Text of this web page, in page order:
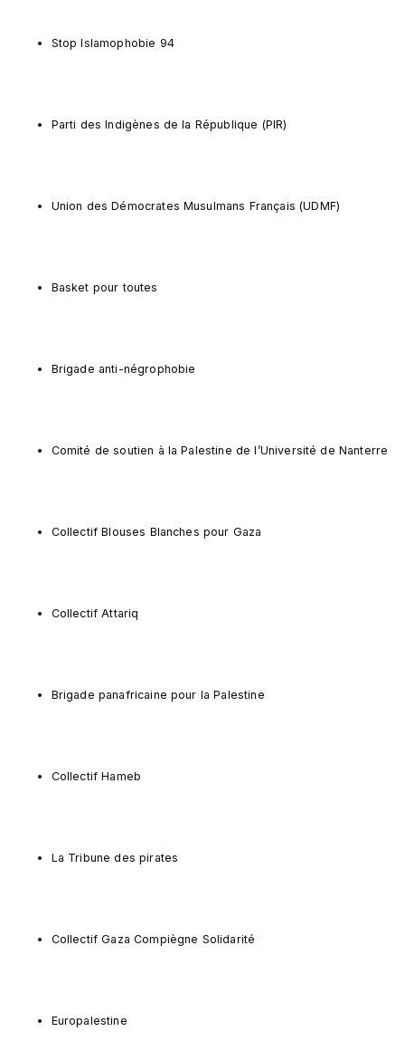
Stop Islamophobie 94
Parti des Indigènes de la République (PIR)
Union des Démocrates Musulmans Français (UDMF)
Basket pour toutes
Brigade anti-négrophobie
Comité de soutien à la Palestine de l’Université de Nanterre
Collectif Blouses Blanches pour Gaza
Collectif Attariq
Brigade panafricaine pour la Palestine
Collectif Hameb
La Tribune des pirates
Collectif Gaza Compiègne Solidarité
Europalestine